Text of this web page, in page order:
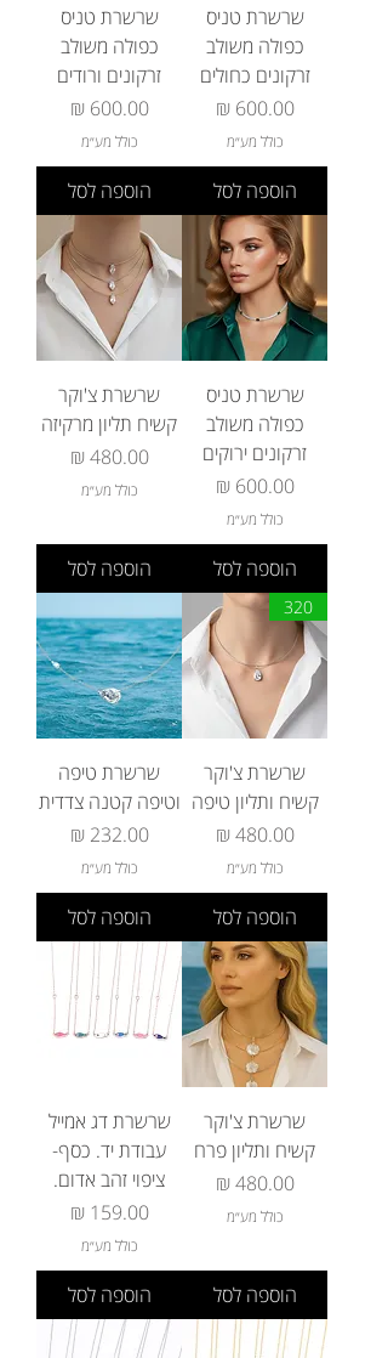
שרשרת טניס
כפולה משולב
זרקונים כחולים
מחיר‏600.00 ‏₪
כולל מע״מ
הוספה לסל
שרשרת טניס
כפולה משולב
זרקונים ורודים
מחיר‏600.00 ‏₪
כולל מע״מ
הוספה לסל
שרשרת טניס
כפולה משולב
זרקונים ירוקים
מחיר‏600.00 ‏₪
כולל מע״מ
הוספה לסל
שרשרת צ'וקר
קשיח תליון מרקיזה
מחיר‏480.00 ‏₪
כולל מע״מ
הוספה לסל
320
שרשרת צ'וקר
קשיח ותליון טיפה
מחיר‏480.00 ‏₪
כולל מע״מ
הוספה לסל
שרשרת טיפה
וטיפה קטנה צדדית
מחיר‏232.00 ‏₪
כולל מע״מ
הוספה לסל
שרשרת צ'וקר
קשיח ותליון פרח
מחיר‏480.00 ‏₪
כולל מע״מ
הוספה לסל
שרשרת דג אמייל
עבודת יד. כסף-
ציפוי זהב אדום.
מחיר‏159.00 ‏₪
כולל מע״מ
הוספה לסל